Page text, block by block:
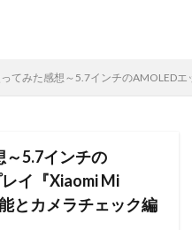
てみた感想～5.7インチのAMOLED
～5.7インチの
イ『Xiaomi Mi
とカメラチェック編